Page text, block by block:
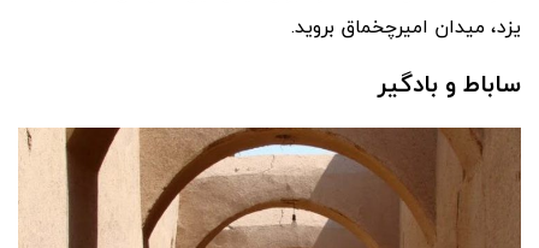
یزد، میدان امیرچخماق بروید.
ساباط و بادگیر